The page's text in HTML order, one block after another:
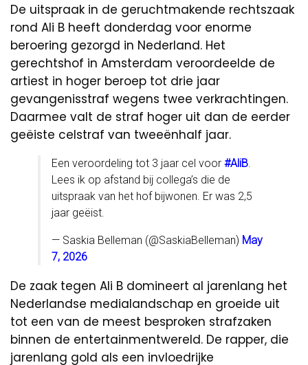
De uitspraak in de geruchtmakende rechtszaak
rond Ali B heeft donderdag voor enorme
beroering gezorgd in Nederland. Het
gerechtshof in Amsterdam veroordeelde de
artiest in hoger beroep tot drie jaar
gevangenisstraf wegens twee verkrachtingen.
Daarmee valt de straf hoger uit dan de eerder
geëiste celstraf van tweeënhalf jaar.
Een veroordeling tot 3 jaar cel voor #AliB
Lees ik op afstand bij collega’s die de
uitspraak van het hof bijwonen. Er was 2,5
jaar geëist.
— Saskia Belleman (@SaskiaBelleman) May
7, 2026
De zaak tegen Ali B domineert al jarenlang het
Nederlandse medialandschap en groeide uit
tot een van de meest besproken strafzaken
binnen de entertainmentwereld. De rapper, die
jarenlang gold als een invloedrijke